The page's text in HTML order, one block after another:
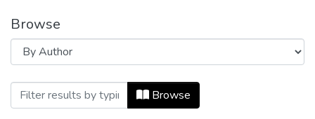
Browse
Browsing Ingeniería y Ciencia, Vol. 06,
Browse